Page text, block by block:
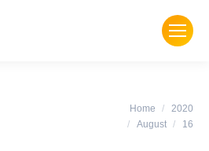
You are here:
Home
2020
August
16